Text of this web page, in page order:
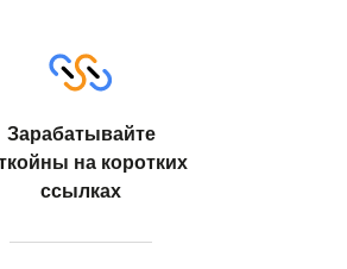
Зарабатывайте
на коротких
ссылках